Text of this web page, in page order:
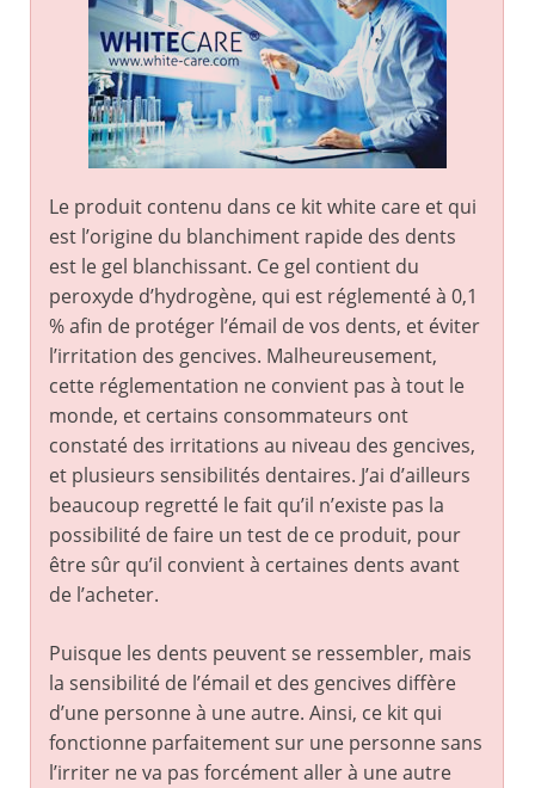
Le produit contenu dans ce kit white care et qui
est l’origine du blanchiment rapide des dents
est le gel blanchissant. Ce gel contient du
peroxyde d’hydrogène, qui est réglementé à 0,1
% afin de protéger l’émail de vos dents, et éviter
l’irritation des gencives. Malheureusement,
cette réglementation ne convient pas à tout le
monde, et certains consommateurs ont
constaté des irritations au niveau des gencives,
et plusieurs sensibilités dentaires. J’ai d’ailleurs
beaucoup regretté le fait qu’il n’existe pas la
possibilité de faire un test de ce produit, pour
être sûr qu’il convient à certaines dents avant
de l’acheter.
Puisque les dents peuvent se ressembler, mais
la sensibilité de l’émail et des gencives diffère
d’une personne à une autre. Ainsi, ce kit qui
fonctionne parfaitement sur une personne sans
l’irriter ne va pas forcément aller à une autre